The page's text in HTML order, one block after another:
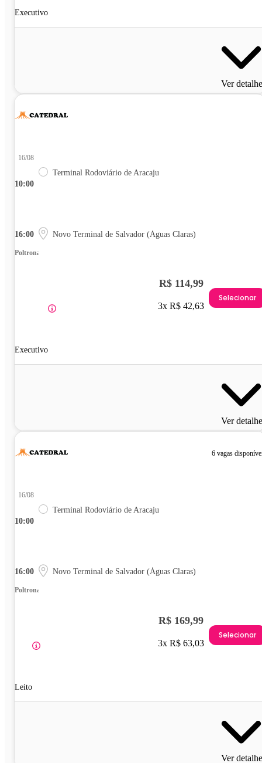
Executivo
Ver
10:00
16/08
Terminal Rodoviário de Aracaju
16:00 Novo Terminal de Salvador (Águas Claras)
Poltrona
Executivo
R$ 114,99
3x R$ 42,63
Selecionar
Ver
6 vagas
10:00
16/08
Terminal Rodoviário de Aracaju
16:00 Novo Terminal de Salvador (Águas Claras)
Poltrona
Leito
R$ 169,99
3x R$ 63,03
Selecionar
Ver